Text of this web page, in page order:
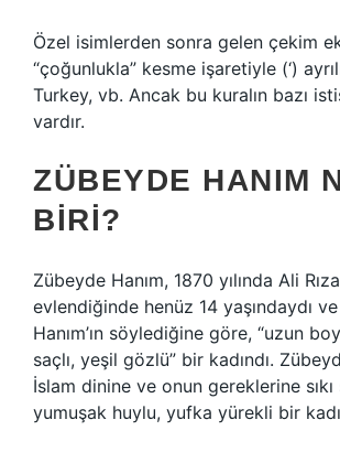
Özel isimlerden sonra gelen çekim
“çoğunlukla” kesme işaretiyle (‘)
Turkey, vb. Ancak bu kuralın bazı
vardır.
ZÜBEYDE HANIM
BIRI?
Zübeyde Hanım, 1870 yılında Ali
evlendiğinde henüz 14 yaşındaydı ve
Hanım’ın söylediğine göre, “uzun
saçlı, yeşil gözlü” bir kadındı.
İslam dinine ve onun gereklerine sıkı
yumuşak huylu, yufka yürekli bir